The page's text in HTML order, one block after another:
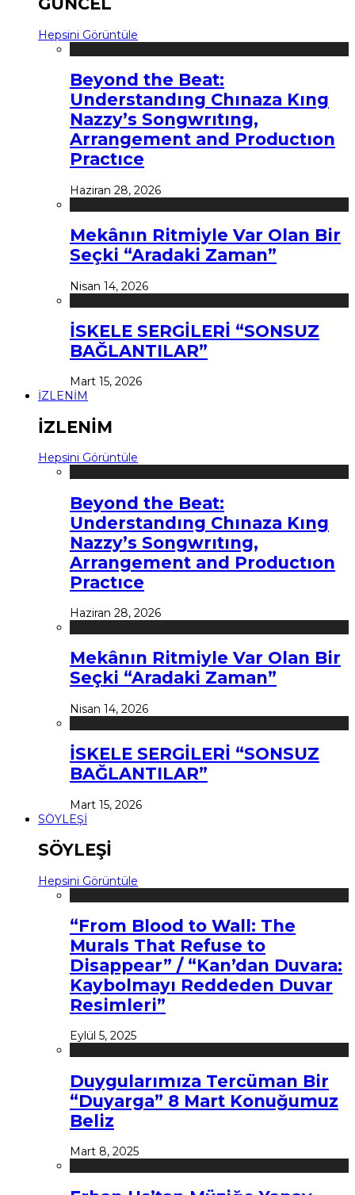
Hepsini Görüntüle
Beyond the Beat:
Understandıng Chınaza Kıng
Nazzy’s Songwrıtıng,
Arrangement and Productıon
Practıce
Haziran 28, 2026
Mekânın Ritmiyle Var Olan Bir
Seçki “Aradaki Zaman”
Nisan 14, 2026
İSKELE SERGİLERİ “SONSUZ
BAĞLANTILAR”
Mart 15, 2026
İZLENİM
İZLENİM
Hepsini Görüntüle
Beyond the Beat:
Understandıng Chınaza Kıng
Nazzy’s Songwrıtıng,
Arrangement and Productıon
Practıce
Haziran 28, 2026
Mekânın Ritmiyle Var Olan Bir
Seçki “Aradaki Zaman”
Nisan 14, 2026
İSKELE SERGİLERİ “SONSUZ
BAĞLANTILAR”
Mart 15, 2026
SÖYLEŞİ
SÖYLEŞİ
Hepsini Görüntüle
“From Blood to Wall: The
Murals That Refuse to
Disappear” / “Kan’dan Duvara:
Kaybolmayı Reddeden Duvar
Resimleri”
Eylül 5, 2025
Duygularımıza Tercüman Bir
“Duyarga” 8 Mart Konuğumuz
Beliz
Mart 8, 2025